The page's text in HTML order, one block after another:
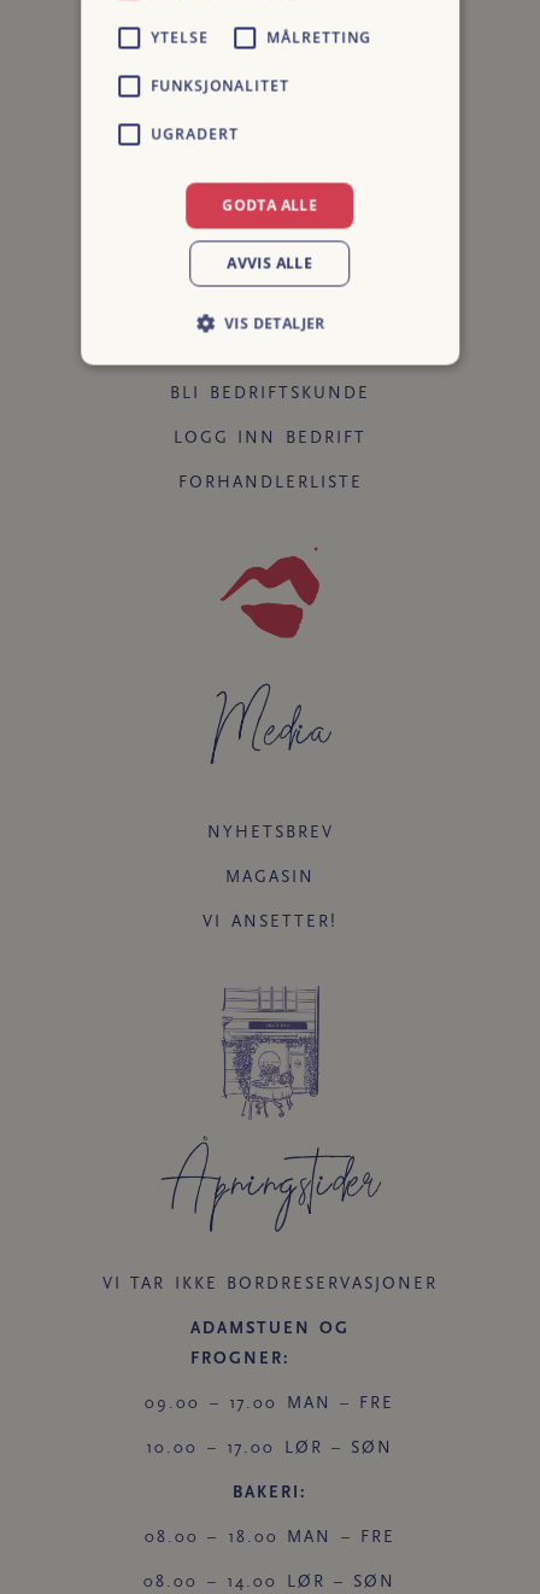
Info
OM OSS
BLI BEDRIFTSKUNDE
LOGG INN BEDRIFT
FORHANDLERLISTE
Media
NYHETSBREV
MAGASIN
VI ANSETTER!
Åpningstider​
VI TAR IKKE BORDRESERVASJONER
ADAMSTUEN OG
FROGNER:
09.00 – 17.00 MAN – FRE
10.00 – 17.00 LØR – SØN
BAKERI:
08.00 – 18.00 MAN – FRE
08.00 – 14.00 LØR – SØN
YTELSE MÅLRETTING
FUNKSJONALITET
UGRADERT
GODTA ALLE
AVVIS ALLE
VIS DETALJER